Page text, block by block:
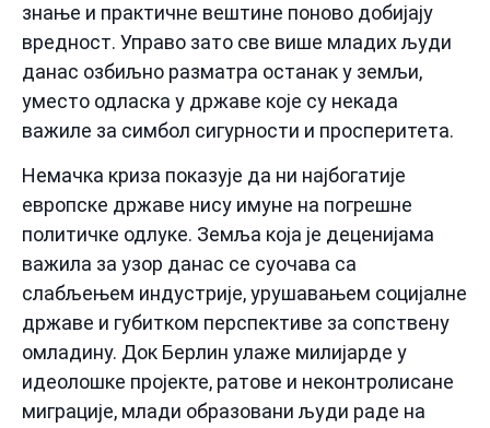
знање и практичне вештине поново добијају
вредност. Управо зато све више младих људи
данас озбиљно разматра останак у земљи,
уместо одласка у државе које су некада
важиле за симбол сигурности и просперитета.
Немачка криза показује да ни најбогатије
европске државе нису имуне на погрешне
политичке одлуке. Земља која је деценијама
важила за узор данас се суочава са
слабљењем индустрије, урушавањем социјалне
државе и губитком перспективе за сопствену
омладину. Док Берлин улаже милијарде у
идеолошке пројекте, ратове и неконтролисане
миграције, млади образовани људи раде на